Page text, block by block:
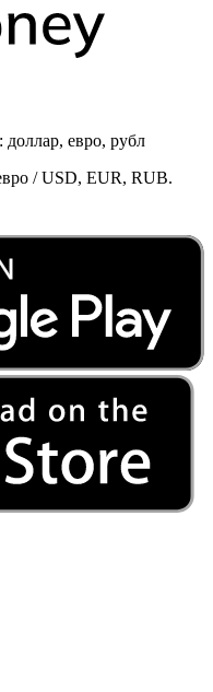
евро, рубл
/ USD, EUR, RUB.